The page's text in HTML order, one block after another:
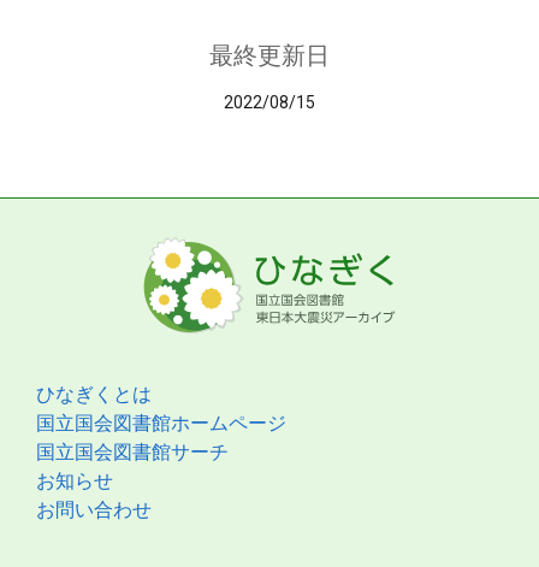
最終更新日
2022/08/15
ひなぎくとは
国立国会図書館ホームページ
国立国会図書館サーチ
お知らせ
お問い合わせ